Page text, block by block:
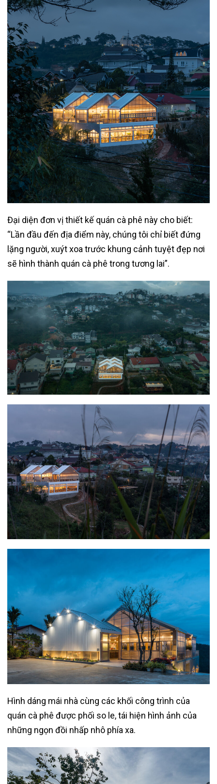
Đại diện đơn vị thiết kế quán cà phê này cho biết:
“Lần đầu đến địa điểm này, chúng tôi chỉ biết đứng
lặng người, xuýt xoa trước khung cảnh tuyệt đẹp nơi
sẽ hình thành quán cà phê trong tương lai”.
Hình dáng mái nhà cùng các khối công trình của
quán cà phê được phối so le, tái hiện hình ảnh của
những ngọn đồi nhấp nhô phía xa.